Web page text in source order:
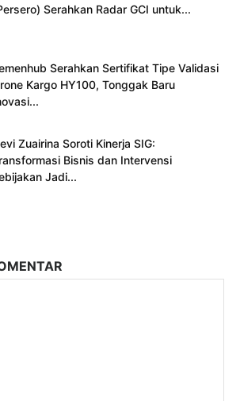
Serahkan Radar GCI untuk...
Serahkan Sertifikat Tipe Validasi
Kargo HY100, Tonggak Baru
Zuairina Soroti Kinerja SIG:
Bisnis dan Intervensi
Jadi...